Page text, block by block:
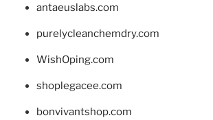
antaeuslabs.com
purelycleanchemdry.com
WishOping.com
shoplegacee.com
bonvivantshop.com